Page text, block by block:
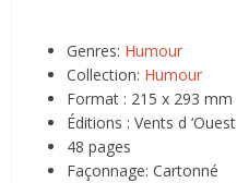
Genres: Humour
Collection: Humour
Format : 215 x 293 mm
Éditions : Vents d ‘Ouest
48 pages
Façonnage: Cartonné